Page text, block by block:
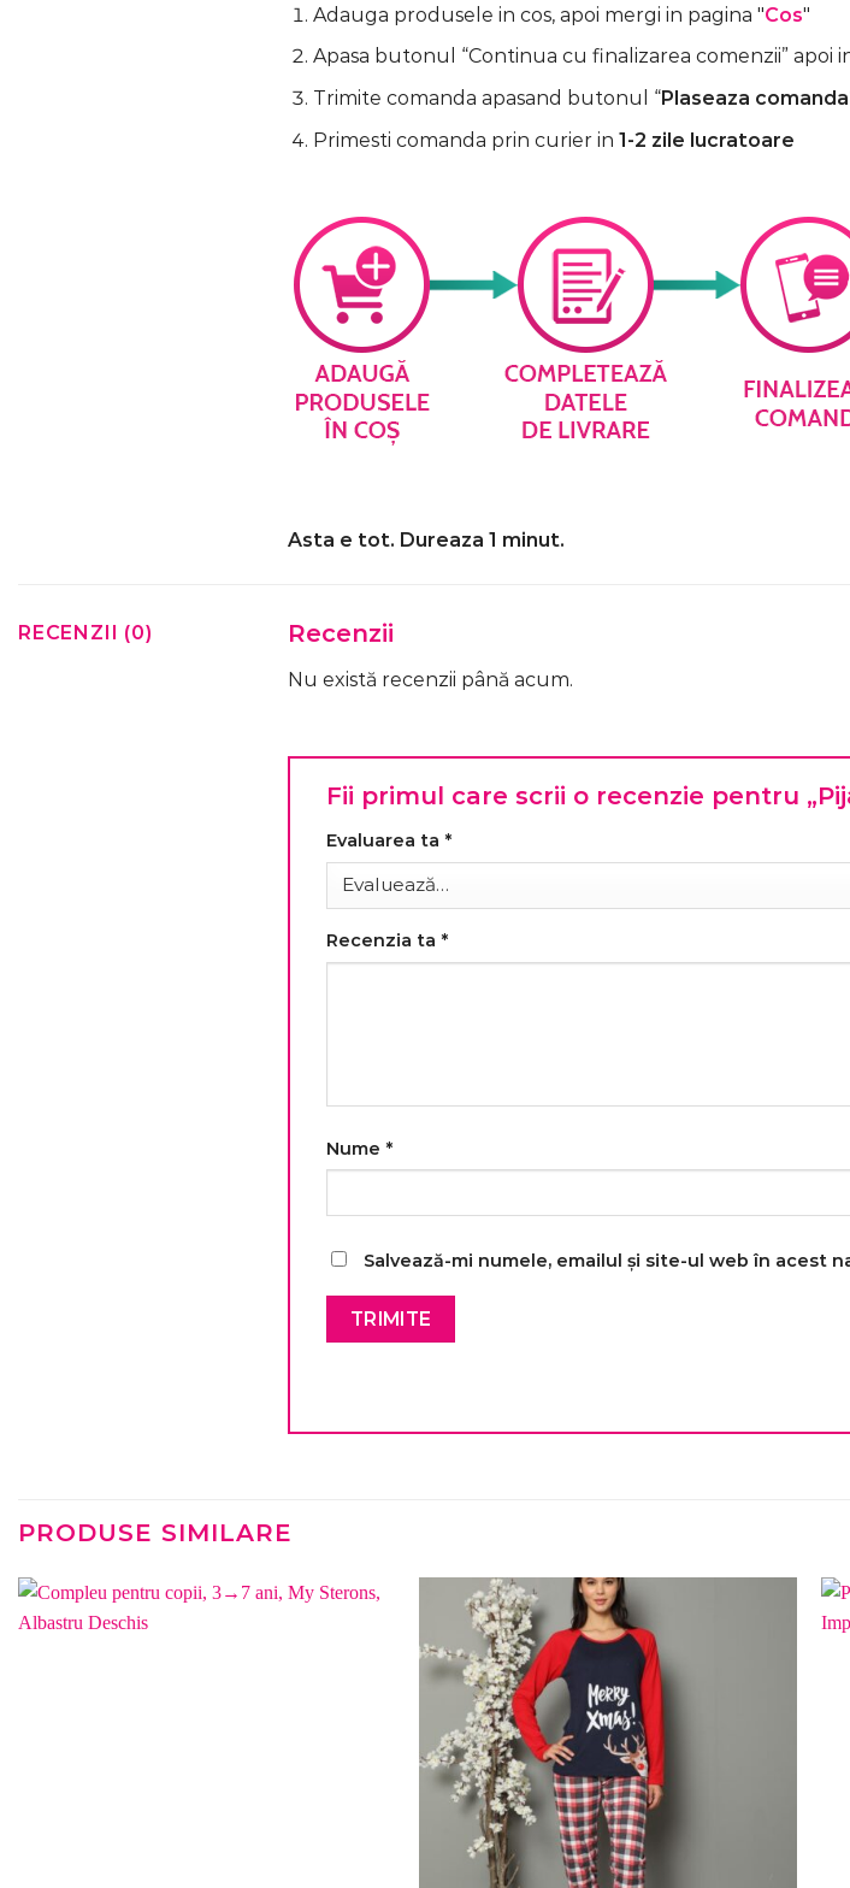
Adauga produsele in cos, apoi mergi in pagina "Cos"
Apasa butonul “Continua cu finalizarea comenzii”
Trimite comanda apasand butonul “Plaseaza comanda
Primesti comanda prin curier in 1-2 zile lucratoare
Asta e tot. Dureaza 1 minut.
RECENZII (0) Recenzii
Nu există recenzii până acum.
Fii primul care scrii o recenzie pentru
Evaluarea ta *
Recenzia ta *
Nume *
Salvează-mi numele, emailul și site-ul web în acest
PRODUSE SIMILARE